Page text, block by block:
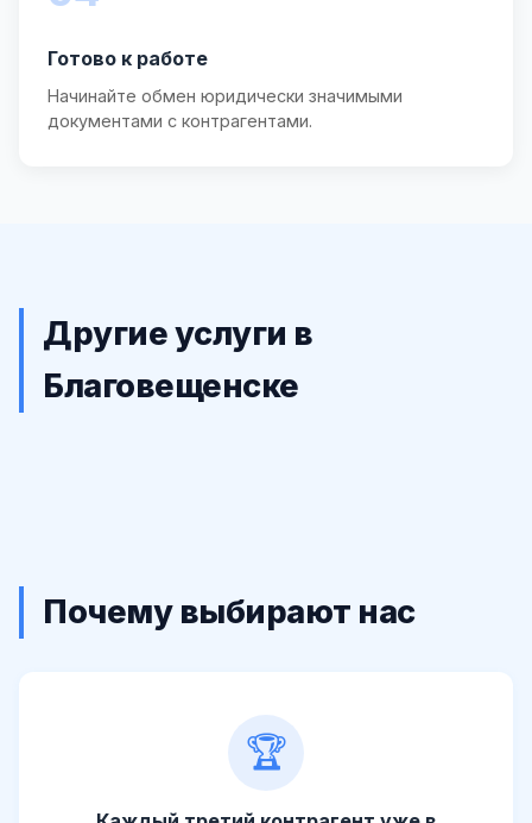
Готово к работе
Начинайте обмен юридически значимыми
документами с контрагентами.
Другие услуги в
Благовещенске
Почему выбирают нас
🏆